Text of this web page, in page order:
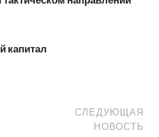
капитал
СЛЕДУЮЩАЯ
НОВОСТЬ